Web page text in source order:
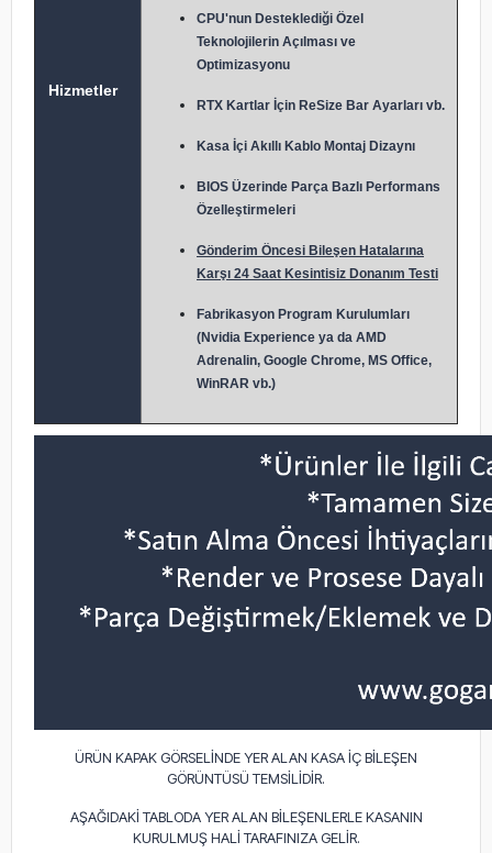
Hizmetler
CPU'nun Desteklediği Özel
Teknolojilerin Açılması ve
Optimizasyonu
RTX Kartlar İçin ReSize Bar Ayarları vb.
Kasa İçi Akıllı Kablo Montaj Dizaynı
BIOS Üzerinde Parça Bazlı Performans
Özelleştirmeleri
Gönderim Öncesi Bileşen Hatalarına
Karşı 24 Saat Kesintisiz Donanım Testi
Fabrikasyon Program Kurulumları
(Nvidia Experience ya da AMD
Adrenalin, Google Chrome, MS Office,
WinRAR vb.)
ÜRÜN KAPAK GÖRSELİNDE YER ALAN KASA İÇ BİLEŞEN
GÖRÜNTÜSÜ TEMSİLİDİR.
AŞAĞIDAKİ TABLODA YER ALAN BİLEŞENLERLE KASANIN
KURULMUŞ HALİ TARAFINIZA GELİR.